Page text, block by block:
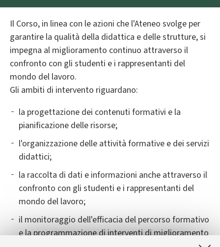
Il Corso, in linea con le azioni che l'Ateneo svolge per
garantire la qualità della didattica e delle strutture, si
impegna al miglioramento continuo attraverso il
confronto con gli studenti e i rappresentanti del
mondo del lavoro.
Gli ambiti di intervento riguardano:
la progettazione dei contenuti formativi e la
pianificazione delle risorse;
l'organizzazione delle attività formative e dei servizi
didattici;
la raccolta di dati e informazioni anche attraverso il
confronto con gli studenti e i rappresentanti del
mondo del lavoro;
il monitoraggio dell'efficacia del percorso formativo
e la programmazione di interventi di miglioramento